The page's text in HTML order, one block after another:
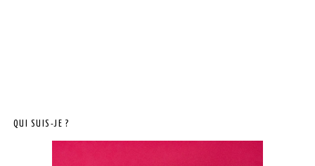
QUI SUIS-JE ?